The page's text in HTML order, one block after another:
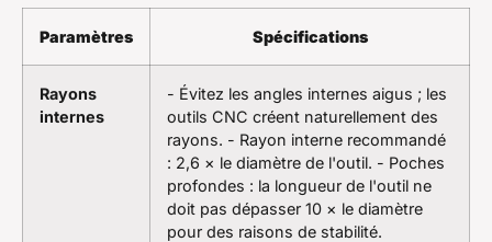
Paramètres Spécifications
Rayons
internes
- Évitez les angles internes aigus ; les
outils CNC créent naturellement des
rayons. - Rayon interne recommandé
: 2,6 × le diamètre de l'outil. - Poches
profondes : la longueur de l'outil ne
doit pas dépasser 10 × le diamètre
pour des raisons de stabilité.